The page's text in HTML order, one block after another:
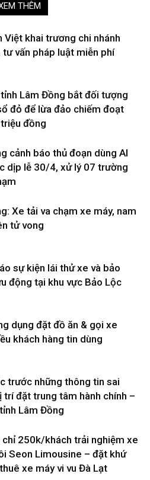
THÊM
Việt khai trương chi nhánh
tư vấn pháp luật miễn phí
tỉnh Lâm Đồng bắt đối tượng
đỏ để lừa đảo chiếm đoạt
đồng
cảnh báo thủ đoạn dùng AI
dịp lễ 30/4, xử lý 07 trường
Xe tải va chạm xe máy, nam
tử vong
sự kiện lái thử xe và bảo
động tại khu vực Bảo Lộc
dụng đặt đồ ăn & gọi xe
khách hàng tin dùng
trước những thông tin sai
trí đặt trung tâm hành chính –
Lâm Đồng
chỉ 250k/khách trải nghiệm xe
Seon Limousine – đặt khứ
xe máy vi vu Đà Lạt